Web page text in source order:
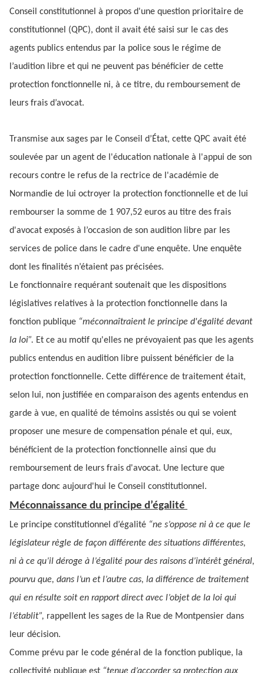
Conseil constitutionnel à propos d'une question prioritaire de
constitutionnel (QPC), dont il avait été saisi sur le cas des
agents publics entendus par la police sous le régime de
l’audition libre et qui ne peuvent pas bénéficier de cette
protection fonctionnelle ni, à ce titre, du remboursement de
leurs frais d’avocat.
Transmise aux sages par le Conseil d’État, cette QPC avait été
soulevée par un agent de l'éducation nationale à l'appui de son
recours contre le refus de la rectrice de l'académie de
Normandie de lui octroyer la protection fonctionnelle et de lui
rembourser la somme de 1 907,52 euros au titre des frais
d'avocat exposés à l’occasion de son audition libre par les
services de police dans le cadre d'une enquête. Une enquête
dont les finalités n’étaient pas précisées.
Le fonctionnaire requérant soutenait que les dispositions
législatives relatives à la protection fonctionnelle dans la
fonction publique “méconnaîtraient le principe d'égalité devant
la loi”. Et ce au motif qu'elles ne prévoyaient pas que les agents
publics entendus en audition libre puissent bénéficier de la
protection fonctionnelle. Cette différence de traitement était,
selon lui, non justifiée en comparaison des agents entendus en
garde à vue, en qualité de témoins assistés ou qui se voient
proposer une mesure de compensation pénale et qui, eux,
bénéficient de la protection fonctionnelle ainsi que du
remboursement de leurs frais d'avocat. Une lecture que
partage donc aujourd'hui le Conseil constitutionnel.
Méconnaissance du principe d’égalité
Le principe constitutionnel d’égalité “ne s’oppose ni à ce que le
législateur règle de façon différente des situations différentes,
ni à ce qu’il déroge à l’égalité pour des raisons d’intérêt général,
pourvu que, dans l’un et l’autre cas, la différence de traitement
qui en résulte soit en rapport direct avec l’objet de la loi qui
l’établit”, rappellent les sages de la Rue de Montpensier dans
leur décision.
Comme prévu par le code général de la fonction publique, la